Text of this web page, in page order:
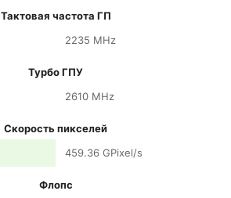
Тактовая частота ГП
2235 MHz
Турбо ГПУ
2610 MHz
Скорость пикселей
459.36 GPixel/s
Флопс